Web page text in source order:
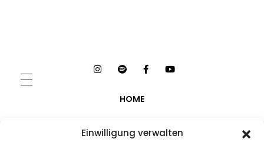
Einwilligung verwalten
HOME